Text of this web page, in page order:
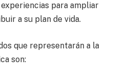
para ampliar
a su plan de vida.
que representarán a la
son: